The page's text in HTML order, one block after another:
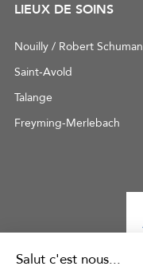
LIEUX DE SOINS
Nouilly / Robert Schuman
Saint-Avold
Talange
Freyming-Merlebach